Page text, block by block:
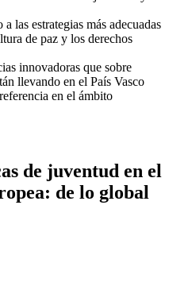
las estrategias más adecuadas
de paz y los derechos
innovadoras que sobre
llevando en el País Vasco
en el ámbito
de juventud en el
de lo global